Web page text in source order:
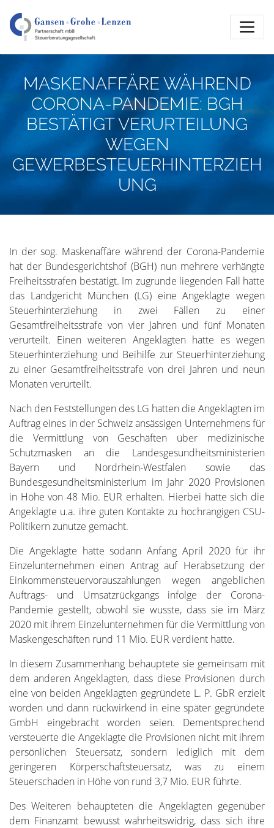
MASKENAFFÄRE WÄHREND
CORONA-PANDEMIE: BGH
BESTÄTIGT VERURTEILUNG
WEGEN
GEWERBESTEUERHINTERZIEH
UNG
In der sog. Maskenaffäre während der Corona-Pandemie
hat der Bundesgerichtshof (BGH) nun mehrere verhängte
Freiheitsstrafen bestätigt. Im zugrunde liegenden Fall hatte
das Landgericht München (LG) eine Angeklagte wegen
Steuerhinterziehung in zwei Fällen zu einer
Gesamtfreiheitsstrafe von vier Jahren und fünf Monaten
verurteilt. Einen weiteren Angeklagten hatte es wegen
Steuerhinterziehung und Beihilfe zur Steuerhinterziehung
zu einer Gesamtfreiheitsstrafe von drei Jahren und neun
Monaten verurteilt.
Nach den Feststellungen des LG hatten die Angeklagten im
Auftrag eines in der Schweiz ansässigen Unternehmens für
die Vermittlung von Geschäften über medizinische
Schutzmasken an die Landesgesundheitsministerien
Bayern und Nordrhein-Westfalen sowie das
Bundesgesundheitsministerium im Jahr 2020 Provisionen
in Höhe von 48 Mio. EUR erhalten. Hierbei hatte sich die
Angeklagte u.a. ihre guten Kontakte zu hochrangigen CSU-
Politikern zunutze gemacht.
Die Angeklagte hatte sodann Anfang April 2020 für ihr
Einzelunternehmen einen Antrag auf Herabsetzung der
Einkommensteuervorauszahlungen wegen angeblichen
Auftrags- und Umsatzrückgangs infolge der Corona-
Pandemie gestellt, obwohl sie wusste, dass sie im März
2020 mit ihrem Einzelunternehmen für die Vermittlung von
Maskengeschäften rund 11 Mio. EUR verdient hatte.
In diesem Zusammenhang behauptete sie gemeinsam mit
dem anderen Angeklagten, dass diese Provisionen durch
eine von beiden Angeklagten gegründete L. P. GbR erzielt
worden und dann rückwirkend in eine später gegründete
GmbH eingebracht worden seien. Dementsprechend
versteuerte die Angeklagte die Provisionen nicht mit ihrem
persönlichen Steuersatz, sondern lediglich mit dem
geringeren Körperschaftsteuersatz, was zu einem
Steuerschaden in Höhe von rund 3,7 Mio. EUR führte.
Des Weiteren behaupteten die Angeklagten gegenüber
dem Finanzamt bewusst wahrheitswidrig, dass sich ihre